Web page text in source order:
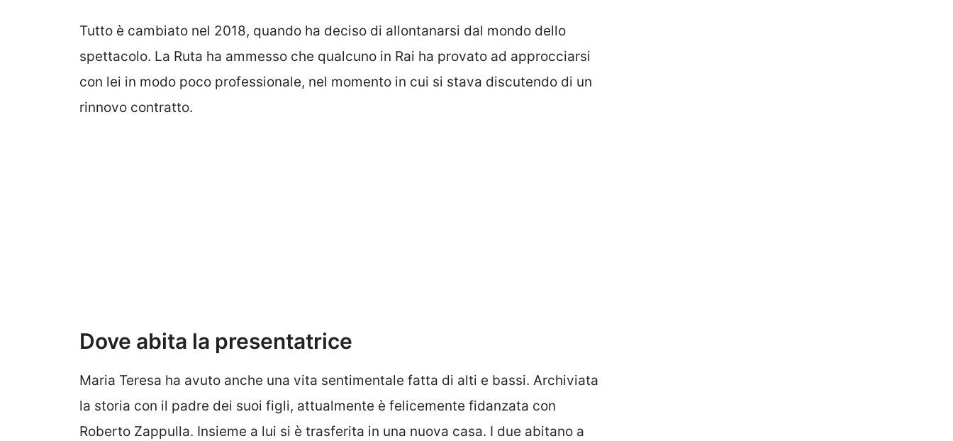
Tutto è cambiato nel 2018, quando ha deciso di allontanarsi dal mondo dello
spettacolo. La Ruta ha ammesso che qualcuno in Rai ha provato ad approcciarsi
con lei in modo poco professionale, nel momento in cui si stava discutendo di un
rinnovo contratto.
Dove abita la presentatrice
Maria Teresa ha avuto anche una vita sentimentale fatta di alti e bassi. Archiviata
la storia con il padre dei suoi figli, attualmente è felicemente fidanzata con
Roberto Zappulla. Insieme a lui si è trasferita in una nuova casa. I due abitano a